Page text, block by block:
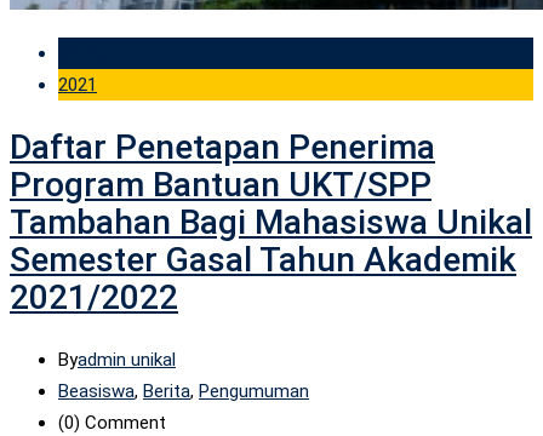
2021
Daftar Penetapan Penerima
Program Bantuan UKT/SPP
Tambahan Bagi Mahasiswa Unikal
Semester Gasal Tahun Akademik
2021/2022
Byadmin unikal
Beasiswa, Berita, Pengumuman
(0) Comment